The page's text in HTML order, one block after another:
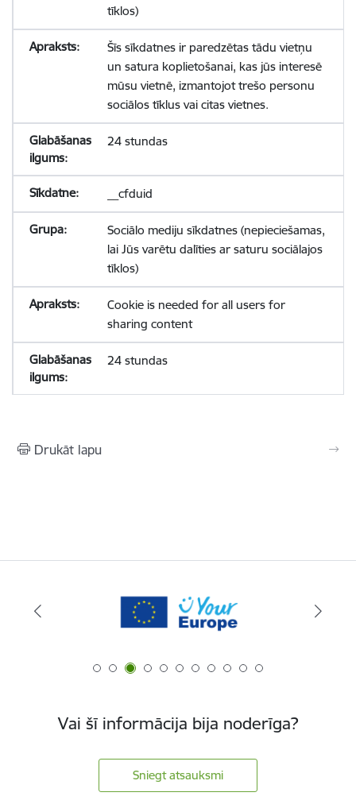
tīklos)
Šīs sīkdatnes ir paredzētas tādu vietņu
un satura koplietošanai, kas jūs interesē
mūsu vietnē, izmantojot trešo personu
sociālos tīklus vai citas vietnes.
24 stundas
__cfduid
Sociālo mediju sīkdatnes (nepieciešamas,
lai Jūs varētu dalīties ar saturu sociālajos
tīklos)
Cookie is needed for all users for
sharing content
24 stundas
Drukāt lapu
Vai šī informācija bija noderīga?
Sniegt atsauksmi